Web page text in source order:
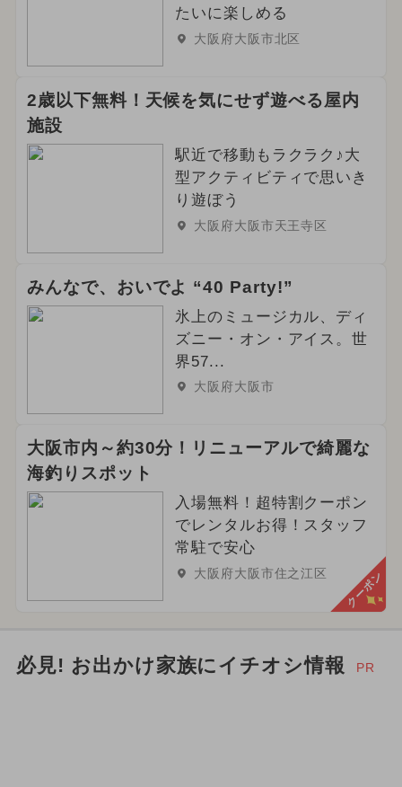
たいに楽しめる
大阪府大阪市北区
2歳以下無料！天候を気にせず遊べる屋内
施設
駅近で移動もラクラク♪大
型アクティビティで思いき
り遊ぼう
大阪府大阪市天王寺区
みんなで、おいでよ “40 Party!”
氷上のミュージカル、ディ
ズニー・オン・アイス。世
界57...
大阪府大阪市
大阪市内～約30分！リニューアルで綺麗な
海釣りスポット
入場無料！超特割クーポン
でレンタルお得！スタッフ
常駐で安心
大阪府大阪市住之江区 クーポン
必見! お出かけ家族にイチオシ情報 PR